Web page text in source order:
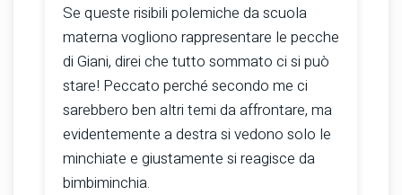
Se queste risibili polemiche da scuola
materna vogliono rappresentare le pecche
di Giani, direi che tutto sommato ci si può
stare! Peccato perché secondo me ci
sarebbero ben altri temi da affrontare, ma
evidentemente a destra si vedono solo le
minchiate e giustamente si reagisce da
bimbiminchia.